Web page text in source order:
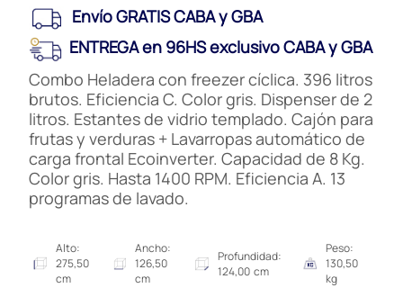
Envío GRATIS CABA y GBA
ENTREGA en 96HS exclusivo CABA y GBA
Combo Heladera con freezer cíclica. 396 litros
brutos. Eficiencia C. Color gris. Dispenser de 2
litros. Estantes de vidrio templado. Cajón para
frutas y verduras + Lavarropas automático de
carga frontal Ecoinverter. Capacidad de 8 Kg.
Color gris. Hasta 1400 RPM. Eficiencia A. 13
programas de lavado.
Alto:
275,50
cm
Ancho:
126,50
cm
Profundidad:
124,00 cm
Peso:
130,50
kg